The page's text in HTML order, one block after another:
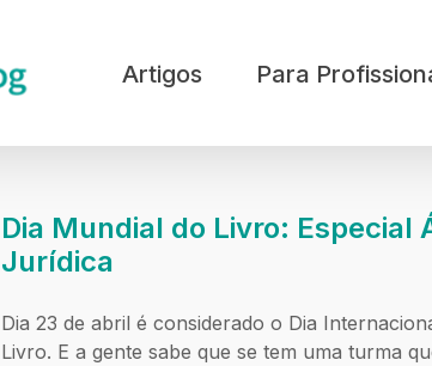
Artigos Para
Dia Mundial do Livro: Especial
Jurídica
Dia 23 de abril é considerado o Dia
Livro. E a gente sabe que se tem uma turma